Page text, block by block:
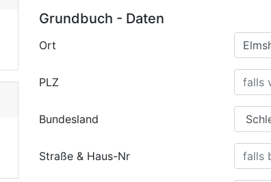
Grundbuch - Daten
Ort
PLZ
Bundesland
Straße & Haus-Nr